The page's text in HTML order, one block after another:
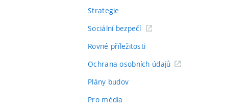
Strategie
Sociální bezpečí
Rovné příležitosti
Ochrana osobních údajů
Plány budov
Pro média